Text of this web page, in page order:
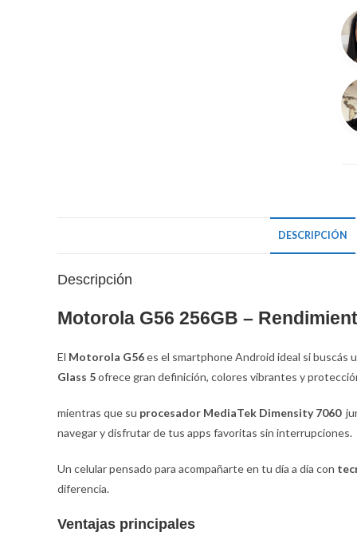
DESCRIPCIÓN
Descripción
Motorola G56 256GB –
El Motorola G56es el smartphone Android ideal si buscás
Glass 5ofrece gran definición, colores vibrantes y
mientras que su procesador MediaTek Dimensity 7060
navegar y disfrutar de tus apps favoritas sin interrupciones.
Un celular pensado para acompañarte en tu día a día con
diferencia.
Ventajas principales